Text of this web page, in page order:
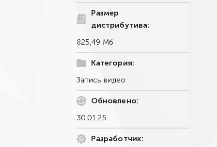
Размер
дистрибутива:
825,49 Мб
Категория:
Запись видео
Обновлено:
30.01.25
Разработчик: